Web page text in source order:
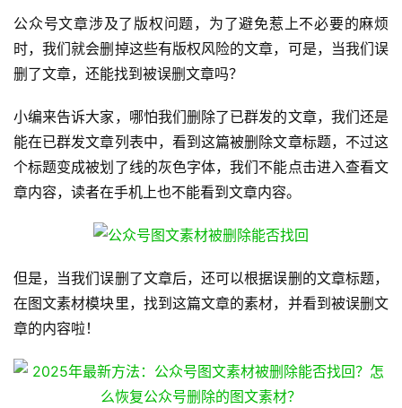
公众号文章涉及了版权问题，为了避免惹上不必要的麻烦
时，我们就会删掉这些有版权风险的文章，可是，当我们误
删了文章，还能找到被误删文章吗？
小编来告诉大家，哪怕我们删除了已群发的文章，我们还是
能在已群发文章列表中，看到这篇被删除文章标题，不过这
个标题变成被划了线的灰色字体，我们不能点击进入查看文
章内容，读者在手机上也不能看到文章内容。
但是，当我们误删了文章后，还可以根据误删的文章标题，
在图文素材模块里，找到这篇文章的素材，并看到被误删文
章的内容啦！